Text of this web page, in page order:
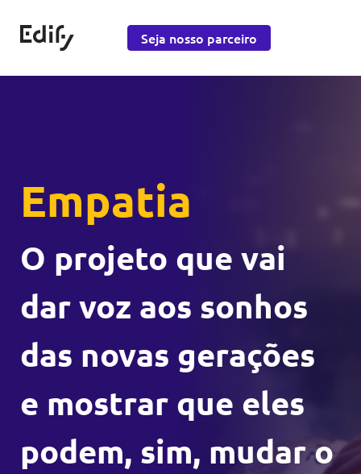
Edify EducationSeja nosso parceiro
Empatia
O projeto que vai
dar voz aos sonhos
das novas gerações
e mostrar que eles
podem, sim, mudar o